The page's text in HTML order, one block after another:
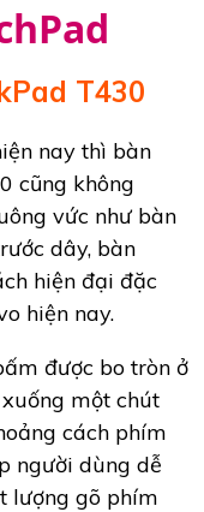
T430
nay thì bàn
cũng không
vức như bàn
dây, bàn
hiện đại đặc
hiện nay.
được bo tròn ở
một chút
cách phím
người dùng dễ
lượng gõ phím